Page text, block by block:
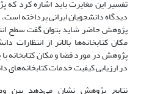
تفسیر این مغایرت باید اشاره کرد
دیدگاه دانشجویان ایرانی پرداخته
پژوهش حاضر شاید بتوان گفت سطح
مکان کتابخانه‌ها بالاتر از انتظارات
در ارزیابی کیفیت خدمات کتابخانه‌های
نتایج پژوهش نشان می‌دهد بین